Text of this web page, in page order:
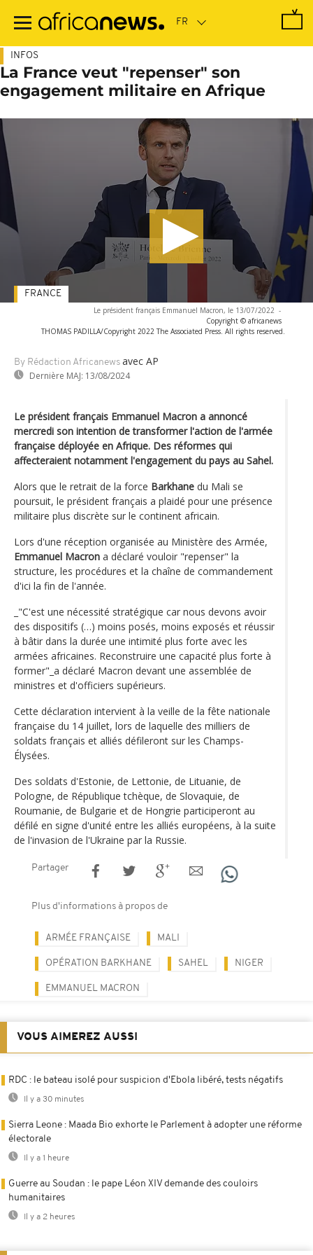
contenu
INFOS
La France veut "repenser" son
engagement militaire en Afrique
Le président français Emmanuel Macron, le 13/07/2022 -
Copyright © africanews
THOMAS PADILLA/Copyright 2022 The Associated Press. All rights reserved.
By Rédaction Africanews avec AP
Dernière MAJ: 13/08/2024
FRANCE
Le président français Emmanuel Macron a annoncé
mercredi son intention de transformer l'action de l'armée
française déployée en Afrique. Des réformes qui
affecteraient notamment l'engagement du pays au Sahel.
Alors que le retrait de la force Barkhane du Mali se
poursuit, le président français a plaidé pour une présence
militaire plus discrète sur le continent africain.
Lors d'une réception organisée au Ministère des Armée,
Emmanuel Macron a déclaré vouloir "repenser" la
structure, les procédures et la chaîne de commandement
d'ici la fin de l'année.
_"C'est une nécessité stratégique car nous devons avoir
des dispositifs (…) moins posés, moins exposés et réussir
à bâtir dans la durée une intimité plus forte avec les
armées africaines. Reconstruire une capacité plus forte à
former"_a déclaré Macron devant une assemblée de
ministres et d'officiers supérieurs.
Cette déclaration intervient à la veille de la fête nationale
française du 14 juillet, lors de laquelle des milliers de
soldats français et alliés défileront sur les Champs-
Élysées.
Des soldats d'Estonie, de Lettonie, de Lituanie, de
Pologne, de République tchèque, de Slovaquie, de
Roumanie, de Bulgarie et de Hongrie participeront au
défilé en signe d'unité entre les alliés européens, à la suite
de l'invasion de l'Ukraine par la Russie.
Partager
Plus d'informations à propos de
ARMÉE FRANÇAISE MALI
OPÉRATION BARKHANE SAHEL NIGER
EMMANUEL MACRON
VOUS AIMEREZ AUSSI
RDC : le bateau isolé pour suspicion d'Ebola libéré, tests négatifs
Il y a 30 minutes
Sierra Leone : Maada Bio exhorte le Parlement à adopter une réforme
électorale
Il y a 1 heure
Guerre au Soudan : le pape Léon XIV demande des couloirs
humanitaires
Il y a 2 heures